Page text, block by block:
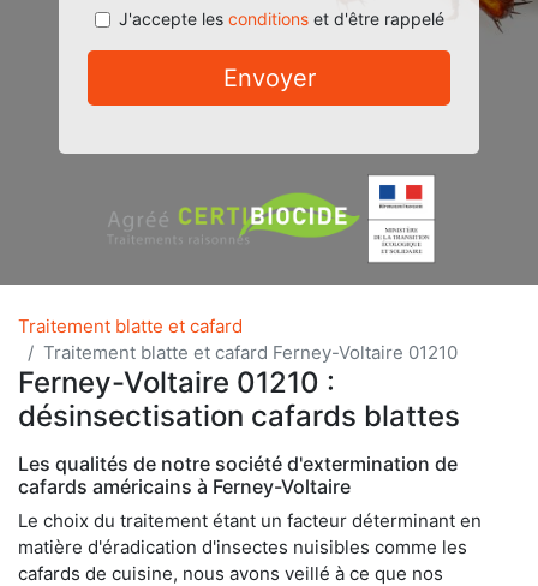
J'accepte les conditionset d'être rappelé
Envoyer
Traitement blatte et cafard
Traitement blatte et cafard Ferney-Voltaire 01210
Ferney-Voltaire 01210 :
désinsectisation cafards blattes
Les qualités de notre société d'extermination de
cafards américains à Ferney-Voltaire
Le choix du traitement étant un facteur déterminant en
matière d'éradication d'insectes nuisibles comme les
cafards de cuisine, nous avons veillé à ce que nos